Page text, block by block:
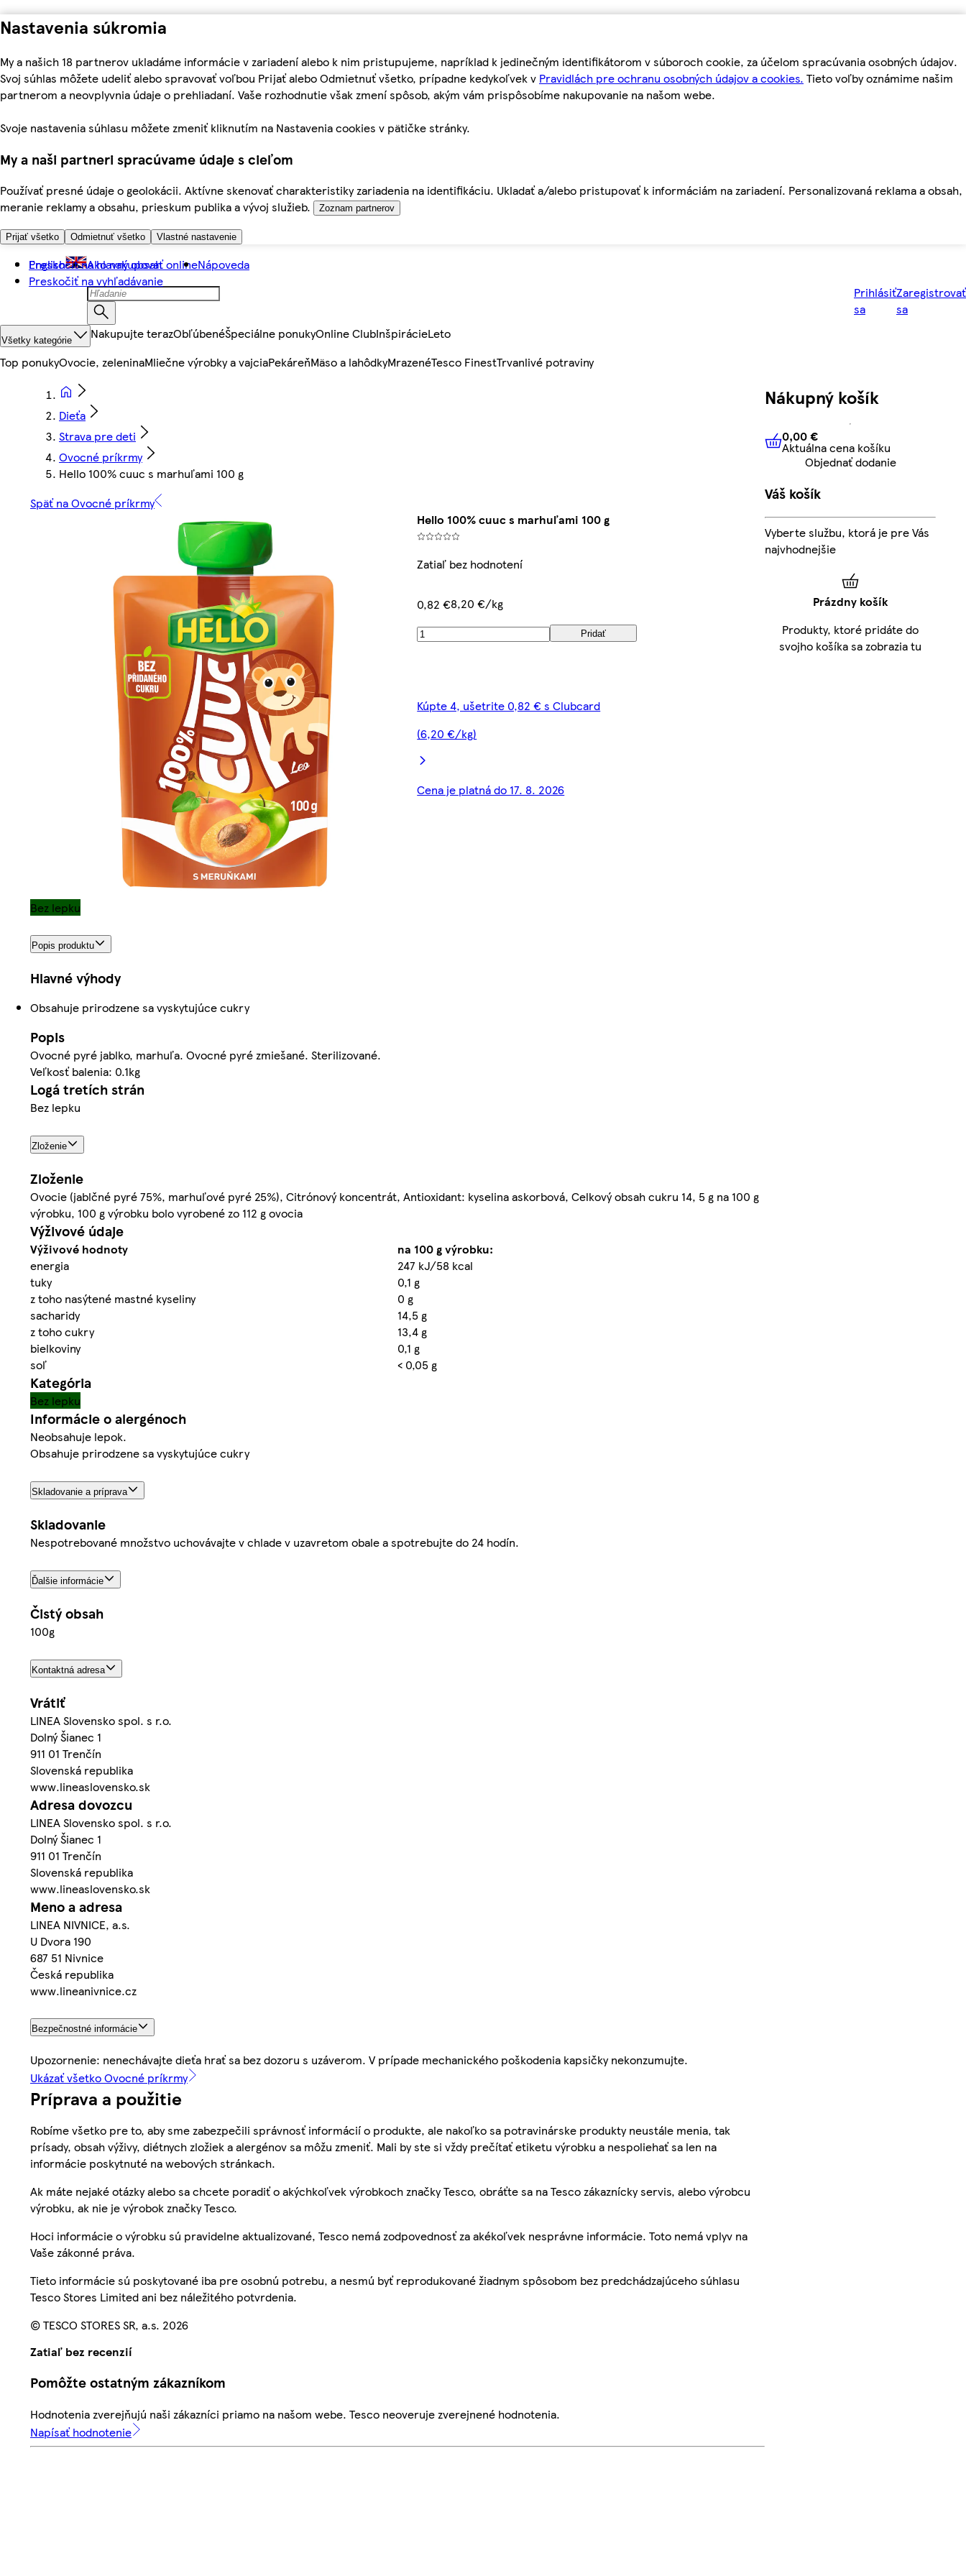
Nastavenia súkromia
My a našich 18 partnerov ukladáme informácie v zariadení alebo k nim pristupujeme, napríklad k jedinečným identifikátorom v súboroch cookie, za účelom spracúvania osobných údajov.
Svoj súhlas môžete udeliť alebo spravovať voľbou Prijať alebo Odmietnuť všetko, prípadne kedykoľvek v Pravidlách pre ochranu osobných údajov a cookies. Tieto voľby oznámime našim
partnerom a neovplyvnia údaje o prehliadaní. Vaše rozhodnutie však zmení spôsob, akým vám prispôsobíme nakupovanie na našom webe.
Svoje nastavenia súhlasu môžete zmeniť kliknutím na Nastavenia cookies v pätičke stránky.
My a naši partneri spracúvame údaje s cieľom
Používať presné údaje o geolokácii. Aktívne skenovať charakteristiky zariadenia na identifikáciu. Ukladať a/alebo pristupovať k informáciám na zariadení. Personalizovaná reklama a obsah,
meranie reklamy a obsahu, prieskum publika a vývoj služieb.
Zoznam partnerov
Prijať všetko Odmietnuť všetko Vlastné nastavenie
Preskočiť na hlavný obsah
Preskočiť na vyhľadávanie
English Ako nakupovať onlineNápoveda
Prihlásiť
sa
Zaregistrovať
sa
Všetky kategórie Nakupujte terazObľúbenéŠpeciálne ponukyOnline ClubInšpirácieLeto
Top ponukyOvocie, zeleninaMliečne výrobky a vajciaPekáreňMäso a lahôdkyMrazenéTesco FinestTrvanlivé potraviny
Dieťa
Strava pre deti
Ovocné príkrmy
Hello 100% cuuc s marhuľami 100 g
Späť na Ovocné príkrmy
Hello 100% cuuc s marhuľami 100 g
Zatiaľ bez hodnotení
0,82 €8,20 €/kg
Pridať
Kúpte 4, ušetrite 0,82 € s Clubcard
(6,20 €/kg)
Cena je platná do 17. 8. 2026
Bez lepku
Popis produktu
Hlavné výhody
Obsahuje prirodzene sa vyskytujúce cukry
Popis
Ovocné pyré jablko, marhuľa. Ovocné pyré zmiešané. Sterilizované.
Veľkosť balenia: 0.1kg
Logá tretích strán
Bez lepku
Zloženie
Zloženie
Ovocie (jablčné pyré 75%, marhuľové pyré 25%), Citrónový koncentrát, Antioxidant: kyselina askorbová, Celkový obsah cukru 14, 5 g na 100 g
výrobku, 100 g výrobku bolo vyrobené zo 112 g ovocia
Výživové údaje
Výživové hodnoty
na 100 g výrobku:
energia
247 kJ/58 kcal
tuky
0,1 g
z toho nasýtené mastné kyseliny
0 g
sacharidy
14,5 g
z toho cukry
13,4 g
bielkoviny
0,1 g
soľ
< 0,05 g
Kategória
Bez lepku
Informácie o alergénoch
Neobsahuje lepok.
Obsahuje prirodzene sa vyskytujúce cukry
Skladovanie a príprava
Skladovanie
Nespotrebované množstvo uchovávajte v chlade v uzavretom obale a spotrebujte do 24 hodín.
Ďalšie informácie
Čistý obsah
100g
Kontaktná adresa
Vrátiť
LINEA Slovensko spol. s r.o.
Dolný Šianec 1
911 01 Trenčín
Slovenská republika
www.lineaslovensko.sk
Adresa dovozcu
LINEA Slovensko spol. s r.o.
Dolný Šianec 1
911 01 Trenčín
Slovenská republika
www.lineaslovensko.sk
Meno a adresa
LINEA NIVNICE, a.s.
U Dvora 190
687 51 Nivnice
Česká republika
www.lineanivnice.cz
Bezpečnostné informácie
Upozornenie: nenechávajte dieťa hrať sa bez dozoru s uzáverom. V prípade mechanického poškodenia kapsičky nekonzumujte.
Ukázať všetko Ovocné príkrmy
Príprava a použitie
Robíme všetko pre to, aby sme zabezpečili správnosť informácií o produkte, ale nakoľko sa potravinárske produkty neustále menia, tak
prísady, obsah výživy, diétnych zložiek a alergénov sa môžu zmeniť. Mali by ste si vždy prečítať etiketu výrobku a nespoliehať sa len na
informácie poskytnuté na webových stránkach.
Ak máte nejaké otázky alebo sa chcete poradiť o akýchkoľvek výrobkoch značky Tesco, obráťte sa na Tesco zákaznícky servis, alebo výrobcu
výrobku, ak nie je výrobok značky Tesco.
Hoci informácie o výrobku sú pravidelne aktualizované, Tesco nemá zodpovednosť za akékoľvek nesprávne informácie. Toto nemá vplyv na
Vaše zákonné práva.
Tieto informácie sú poskytované iba pre osobnú potrebu, a nesmú byť reprodukované žiadnym spôsobom bez predchádzajúceho súhlasu
Tesco Stores Limited ani bez náležitého potvrdenia.
© TESCO STORES SR, a.s. 2026
Zatiaľ bez recenzií
Pomôžte ostatným zákazníkom
Hodnotenia zverejňujú naši zákazníci priamo na našom webe. Tesco neoveruje zverejnené hodnotenia.
Napísať hodnotenie
Nákupný košík
0,00 € Aktuálna cena košíku
0,00 €
Aktuálna cena košíku
Objednať dodanie
Váš košík
Vyberte službu, ktorá je pre Vás
najvhodnejšie
Prázdny košík
Produkty, ktoré pridáte do
svojho košíka sa zobrazia tu